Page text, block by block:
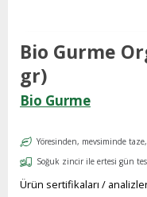
Bio Gurme
gr)
Bio Gurme
Yöresinden, mevsiminde
Soğuk zincir ile ertesi gün
Ürün sertifikaları /